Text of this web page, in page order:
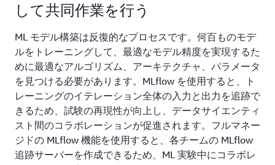
して共同作業を行う
ML モデル構築は反復的なプロセスです。何百ものモデ
ルをトレーニングして、最適なモデル精度を実現するた
めに最適なアルゴリズム、アーキテクチャ、パラメータ
を見つける必要があります。MLflow を使用すると、ト
レーニングのイテレーション全体の入力と出力を追跡で
きるため、試験の再現性が向上し、データサイエンティ
スト間のコラボレーションが促進されます。フルマネー
ジドの MLflow 機能を使用すると、各チームの MLflow
追跡サーバーを作成できるため、ML 実験中にコラボレ